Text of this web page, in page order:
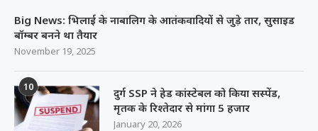
Big News: भिलाई के नाबालिग के आतंकवादियों से जुड़े तार, सुसाइड
बॉम्बर बनने था तैयार
November 19, 2025
10
दुर्ग SSP ने हेड कांस्टेबल को किया सस्पेंड,
मृतक के रिश्तेदार से मांगा 5 हजार
January 20, 2026